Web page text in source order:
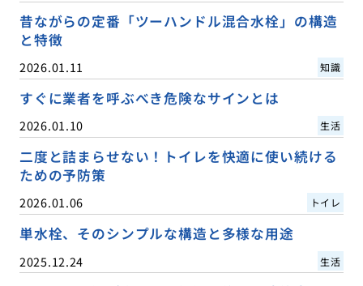
昔ながらの定番「ツーハンドル混合水栓」の構造
と特徴
2026.01.11 知識
すぐに業者を呼ぶべき危険なサインとは
2026.01.10 生活
二度と詰まらせない！トイレを快適に使い続ける
ための予防策
2026.01.06 トイレ
単水栓、そのシンプルな構造と多様な用途
2025.12.24 生活